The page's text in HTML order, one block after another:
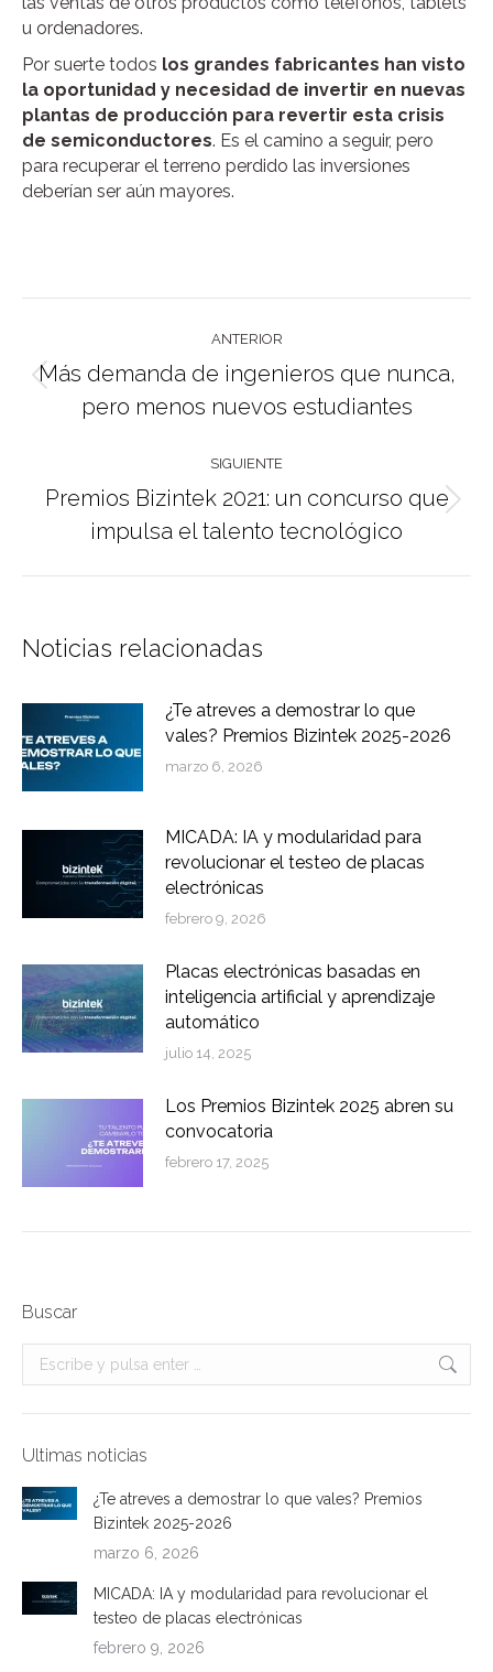
u ordenadores.
Por suerte todos los grandes fabricantes han visto
la oportunidad y necesidad de invertir en nuevas
plantas de producción para revertir esta crisis
de semiconductores. Es el camino a seguir, pero
para recuperar el terreno perdido las inversiones
deberían ser aún mayores.
publicaciones
ANTERIOR
Publicación
anterior:
Más demanda de ingenieros que nunca,
pero menos nuevos estudiantes
SIGUIENTE
Publicación
siguiente:
Premios Bizintek 2021: un concurso que
impulsa el talento tecnológico
Noticias relacionadas
¿Te atreves a demostrar lo que
vales? Premios Bizintek 2025-2026
marzo 6, 2026
MICADA: IA y modularidad para
revolucionar el testeo de placas
electrónicas
febrero 9, 2026
Placas electrónicas basadas en
inteligencia artificial y aprendizaje
automático
julio 14, 2025
Los Premios Bizintek 2025 abren su
convocatoria
febrero 17, 2025
Buscar
Buscar:
Ultimas noticias
¿Te atreves a demostrar lo que vales? Premios
Bizintek 2025-2026
marzo 6, 2026
MICADA: IA y modularidad para revolucionar el
testeo de placas electrónicas
febrero 9, 2026